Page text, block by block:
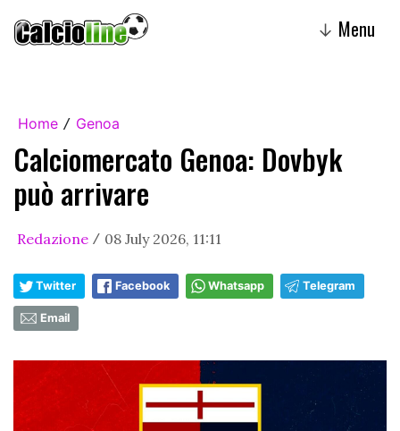
↓ Menu
Home / Genoa
Calciomercato Genoa: Dovbyk
può arrivare
Redazione / 08 July 2026, 11:11
Twitter Facebook Whatsapp Telegram
Email